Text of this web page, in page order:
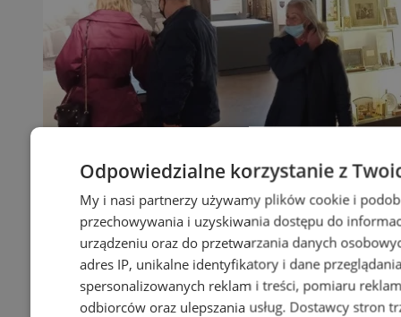
Odpowiedzialne korzystanie z
My i nasi partnerzy używamy plików cookie i
przechowywania i uzyskiwania dostępu do
urządzeniu oraz do przetwarzania danych
adres IP, unikalne identyfikatory i dane
spersonalizowanych reklam i treści, pomiaru
odbiorców oraz ulepszania usług. Dostawcy stron